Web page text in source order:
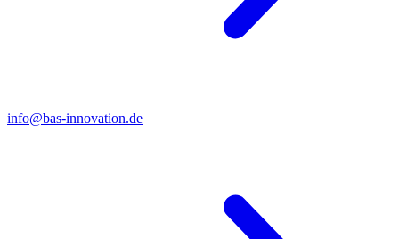
info@bas-innovation.de